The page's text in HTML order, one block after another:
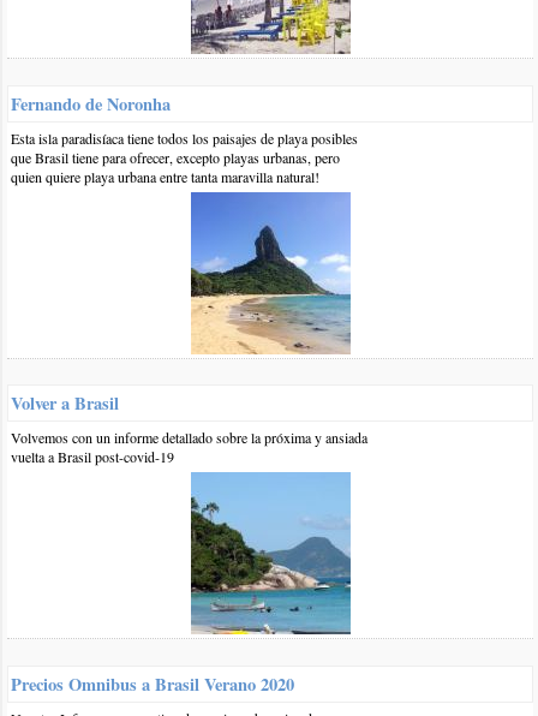
por cierto también es hermosa )su ocupación , y claro
esta,nombre y apellido, no se nada mas pero quiero saberlo todo
fascinada ademas con las imagenes ... Dios ..hasta vive cerca
uds se un poco mas de esta cuidad <3
por:
Cuanto cuesta en taxi o transfer desde el aeropuerto de Recife
al Hotel Best Western Manibu?
Lugares turísticos para recorrer desde el hotel en ómnibus o taxi
(Iberia), etcétera.
Lugares para comer económicos cerca del hotel. Estamos por
Germán
0 21-ene-2017 por:belinda
Hola! Estamos por viajar a Recife.
quisiera saber donde podemos hospedarnos, vamos a estar 10
dias. Quisieramos alquilar algun apart-hotem cerca del centro,
para poder salir a camina por las noches.
Fernando de Noronha
Esta isla paradisíaca tiene todos los paisajes de playa posibles
que Brasil tiene para ofrecer, excepto playas urbanas, pero
quien quiere playa urbana entre tanta maravilla natural!
Volver a Brasil
Volvemos con un informe detallado sobre la próxima y ansiada
vuelta a Brasil post-covid-19
Precios Omnibus a Brasil Verano 2020